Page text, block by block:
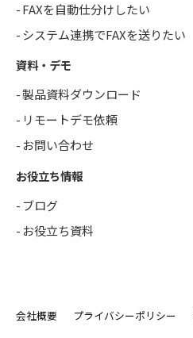
FAXを自動仕分けしたい
システム連携でFAXを送りたい
資料・デモ
製品資料ダウンロード
リモートデモ依頼
お問い合わせ
お役立ち情報
ブログ
お役立ち資料
会社概要 プライバシーポリシー